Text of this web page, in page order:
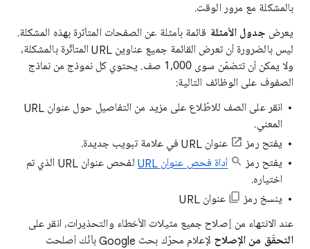
بالمشكلة مع مرور الوقت.
يعرض جدول الأمثلة قائمة بأمثلة عن الصفحات المتأثرة بهذه المشكلة.
ليس بالضرورة أن تعرض القائمة جميع عناوين URL المتأثّرة بالمشكلة،
ولا يمكن أن تتضمّن سوى 1,000 صف. يحتوي كل نموذج من نماذج
الصفوف على الوظائف التالية:
انقر على الصف للاطّلاع على مزيد من التفاصيل حول عنوان URL
المعني.
يفتح رمز
عنوان URL في علامة تبويب جديدة.
يفتح رمز
أداة فحص عنوان URL
لفحص عنوان URL الذي تم
اختياره.
ينسخ رمز
عنوان URL
عند الانتهاء من إصلاح جميع مثيلات الأخطاء والتحذيرات، انقر على
التحقّق من الإصلاح
لإعلام محرّك بحث Google بأنّك أصلحت